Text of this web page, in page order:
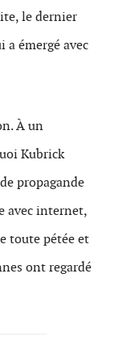
le dernier
émergé avec
À un
Kubrick
propagande
avec internet,
toute pétée et
ont regardé